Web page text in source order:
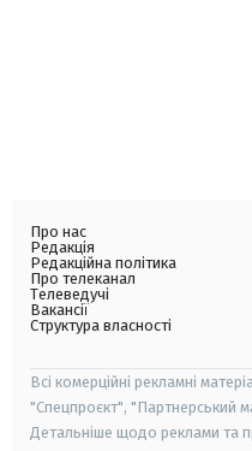
Про нас
Редакція
Редакційна політика
Про телеканал
Телеведучі
Вакансії
Структура власності
Всі комерційні рекламні
"Спецпроєкт", "Партнерський
Детальніше щодо реклами та